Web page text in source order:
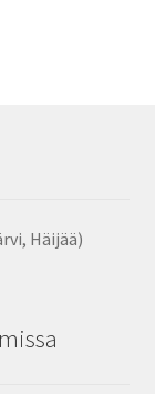
Häijää)